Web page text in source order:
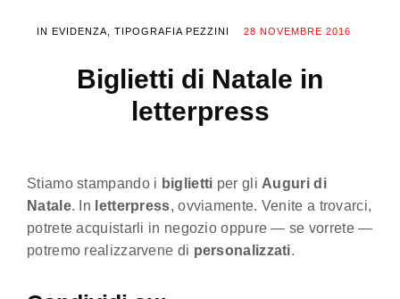
IN EVIDENZA TIPOGRAFIA PEZZINI 28 NOVEMBRE 2016
Biglietti di Natale in
letterpress
Stiamo stampando i biglietti per gli Auguri di
Natale. In letterpress, ovviamente. Venite a trovarci,
potrete acquistarli in negozio oppure — se vorrete —
potremo realizzarvene di personalizzati.